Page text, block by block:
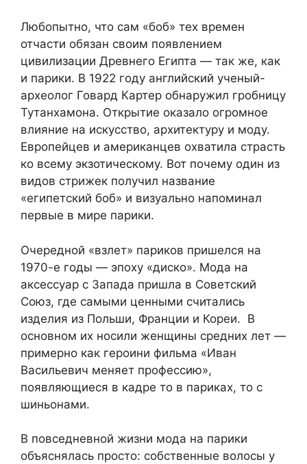
Любопытно, что сам «боб» тех времен
отчасти обязан своим появлением
цивилизации Древнего Египта — так же, как
и парики. В 1922 году английский ученый-
археолог Говард Картер обнаружил гробницу
Тутанхамона. Открытие оказало огромное
влияние на искусство, архитектуру и моду.
Европейцев и американцев охватила страсть
ко всему экзотическому. Вот почему один из
видов стрижек получил название
«египетский боб» и визуально напоминал
первые в мире парики.
Очередной «взлет» париков пришелся на
1970-е годы — эпоху «диско». Мода на
аксессуар с Запада пришла в Советский
Союз, где самыми ценными считались
изделия из Польши, Франции и Кореи. В
основном их носили женщины средних лет —
примерно как героини фильма «Иван
Васильевич меняет профессию»,
появляющиеся в кадре то в париках, то с
шиньонами.
В повседневной жизни мода на парики
объяснялась просто: собственные волосы у